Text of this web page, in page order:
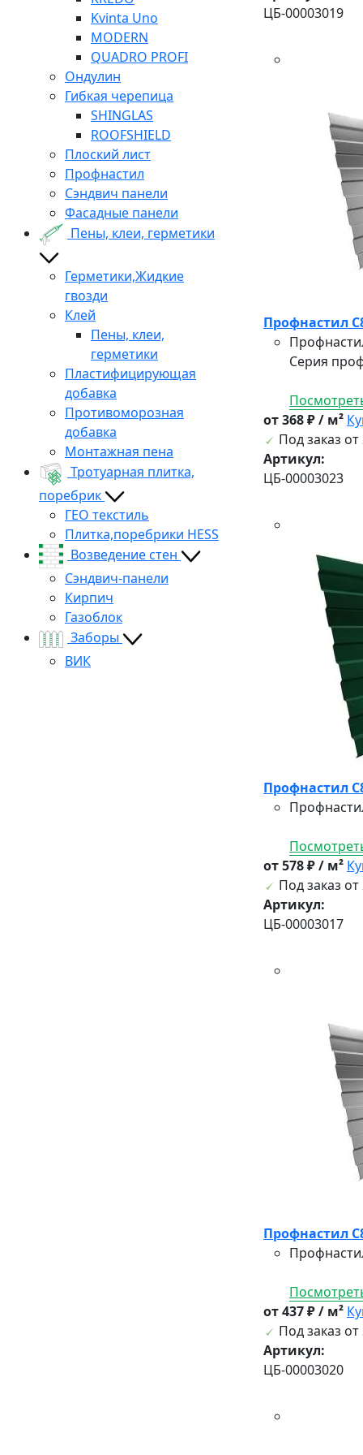
Kvinta Uno
MODERN
QUADRO PROFI
Ондулин
Гибкая черепица
SHINGLAS
ROOFSHIELD
Плоский лист
Профнастил
Сэндвич панели
Фасадные панели
Пены, клеи, герметики
Герметики,Жидкие
гвозди
Клей
Пены, клеи,
герметики
Пластифицирующая
добавка
Противоморозная
добавка
Монтажная пена
Тротуарная плитка,
поребрик
ГЕО текстиль
Плитка,поребрики HESS
Возведение стен
Сэндвич-панели
Кирпич
Газоблок
Заборы
ВИК
ЦБ-00003019
Профнастил
Серия
от 368 ₽ / м²
Под заказ от
Артикул:
ЦБ-00003023
Профнастил
от 578 ₽ / м²
Под заказ от
Артикул:
ЦБ-00003017
Профнастил
от 437 ₽ / м²
Под заказ от
Артикул:
ЦБ-00003020